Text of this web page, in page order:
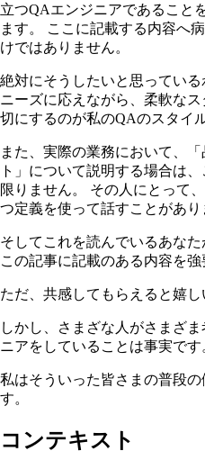
立つQAエンジニアであること
ます。 ここに記載する内容へ
けではありません。
絶対にそうしたいと思ってい
ニーズに応えながら、柔軟な
切にするのが私のQAのスタイ
また、実際の業務において、
ト」について説明する場合は
限りません。 その人にとって
つ定義を使って話すことがあり
そしてこれを読んでいるあな
この記事に記載のある内容を
ただ、共感してもらえると嬉し
しかし、さまざな人がさまざ
ニアをしていることは事実です
私はそういった皆さまの普段
す。
コンテキスト